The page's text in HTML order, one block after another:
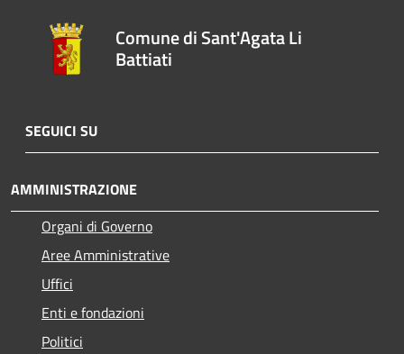
Comune di Sant'Agata Li
Battiati
SEGUICI SU
AMMINISTRAZIONE
Organi di Governo
Aree Amministrative
Uffici
Enti e fondazioni
Politici